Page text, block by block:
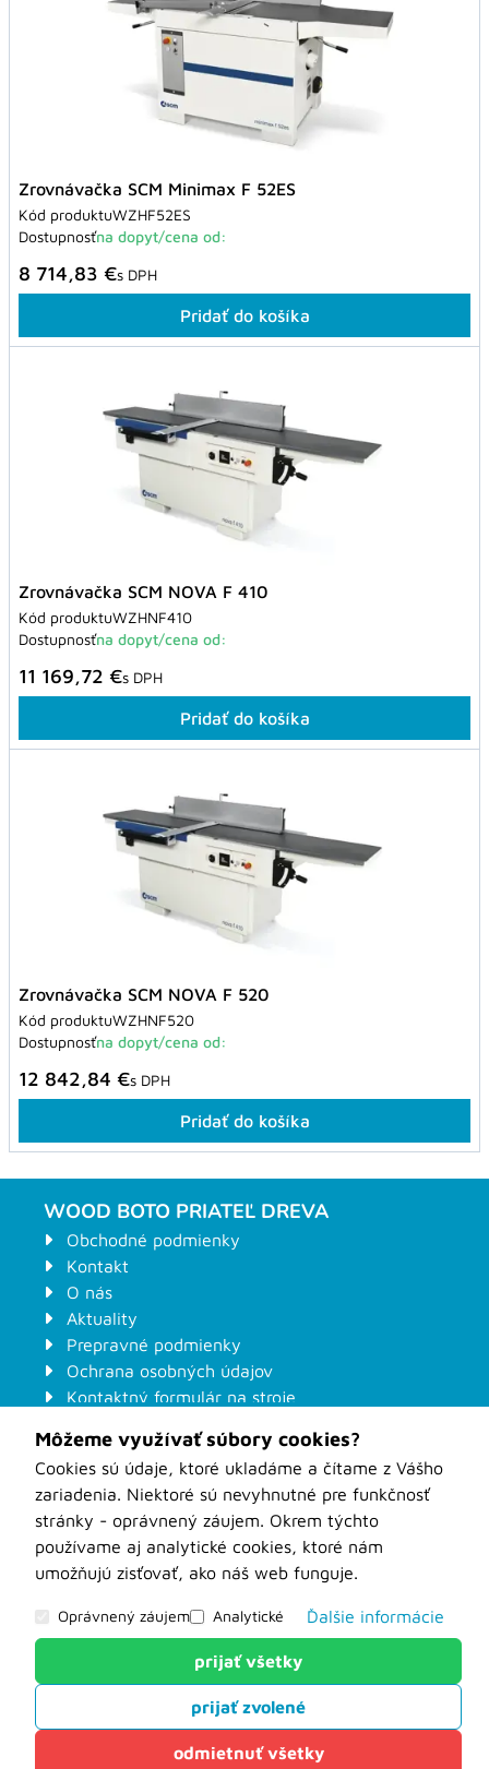
Zrovnávačka SCM Minimax F 52ES
Kód produktuWZHF52ES
Dostupnosťna dopyt/cena od:
8 714,83 €s DPH
Pridať do košíka
Zrovnávačka SCM NOVA F 410
Kód produktuWZHNF410
Dostupnosťna dopyt/cena od:
11 169,72 €s DPH
Pridať do košíka
Zrovnávačka SCM NOVA F 520
Kód produktuWZHNF520
Dostupnosťna dopyt/cena od:
12 842,84 €s DPH
Pridať do košíka
WOOD BOTO PRIATEĽ DREVA
Obchodné podmienky
Kontakt
O nás
Aktuality
Prepravné podmienky
Ochrana osobných údajov
Kontaktný formulár na stroje
Formuláre pre zákazkové nástroje
WOOD-BOTO Nové Zámky
Powered by net.biz
Môžeme využívať súbory cookies?
Cookies sú údaje, ktoré ukladáme a čítame z Vášho
zariadenia. Niektoré sú nevyhnutné pre funkčnosť
stránky - oprávnený záujem. Okrem týchto
používame aj analytické cookies, ktoré nám
umožňujú zisťovať, ako náš web funguje.
Oprávnený záujem Analytické Ďalšie informácie
Analytické
Tieto cookies nám slúžia na zisťovanie anonymných
údajov o návštevnosti nášho webu. Môžu hovoriť o
tom, odkiaľ ste k nám prišli, o vyhľadávaniach na
prijať všetky
prijať zvolené
odmietnuť všetky